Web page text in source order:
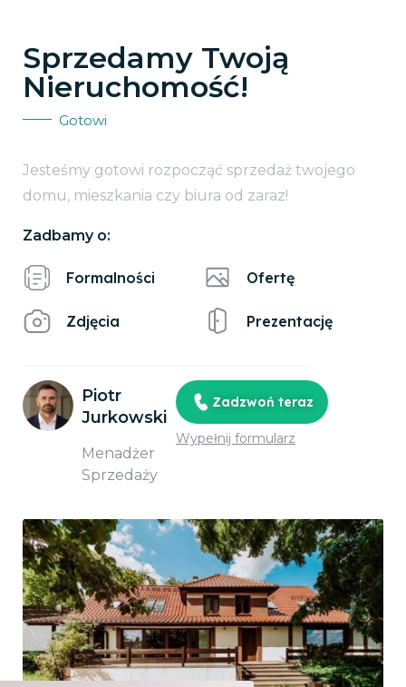
Sprzedamy Twoją
Nieruchomość!
Gotowi
Jesteśmy gotowi rozpocząć sprzedaż twojego
domu, mieszkania czy biura od zaraz!
Zadbamy o:
Formalności
Zdjęcia
Ofertę
Prezentację
Piotr
Jurkowski
Menadżer
Sprzedaży
Zadzwoń teraz
Wypełnij formularz